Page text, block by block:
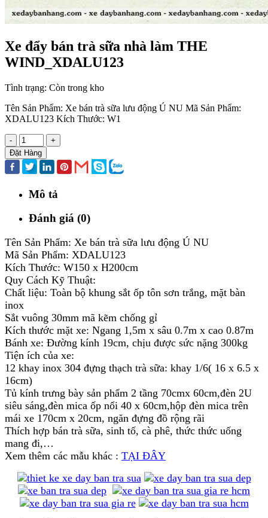
Xe đẩy bán trà sữa nhà làm THE
WIND_XDALU123
Tình trạng: Còn trong kho
Tên Sản Phẩm: Xe bán trà sữa lưu động Ú NU Mã Sản Phẩm:
XDALU123 Kích Thước: W1
-
+
Đặt Hàng
Mô tả
Đánh giá (0)
Tên Sản Phẩm: Xe bán trà sữa lưu động Ú NU
Mã Sản Phẩm: XDALU123
Kích Thước: W150 x H200cm
Quy Cách Kỹ Thuật:
Chất liệu: Toàn bộ khung sắt ốp tôn sơn trắng, mặt bàn
inox
Sắt vuông 30mm mã kẽm chống gỉ
Kích thước mặt xe: Ngang 1,5m x sâu 0.7m x cao 0.87m
Bánh xe: Đường kính 19cm, chịu được sức nặng 300kg
Tiện ích của xe:
12 khay inox 304 đựng thạch trà sữa: khay 1/6( 16 x 6.5 x
16cm)
Tủ kính trưng bày sản phẩm 2 tầng 70cmx 60cm,đèn 2U
siêu sáng,đèn mica ốp nổi 40 x 60cm,hộp đèn mica trên
mái xe 170cm x 20cm, ngăn đựng đồ rộng rãi
Thích hợp bán trà sữa, sinh tố, cà phê, thức thức uống
mang đi,…
Xem thêm các mẫu khác : TẠI ĐÂY